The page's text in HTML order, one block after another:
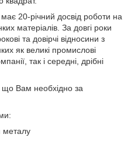
20-річний досвід роботи на
матеріалів. За довгі роки
та довірчі відносини з
як великі промислові
так і середні, дрібні
Вам необхідно за
металу